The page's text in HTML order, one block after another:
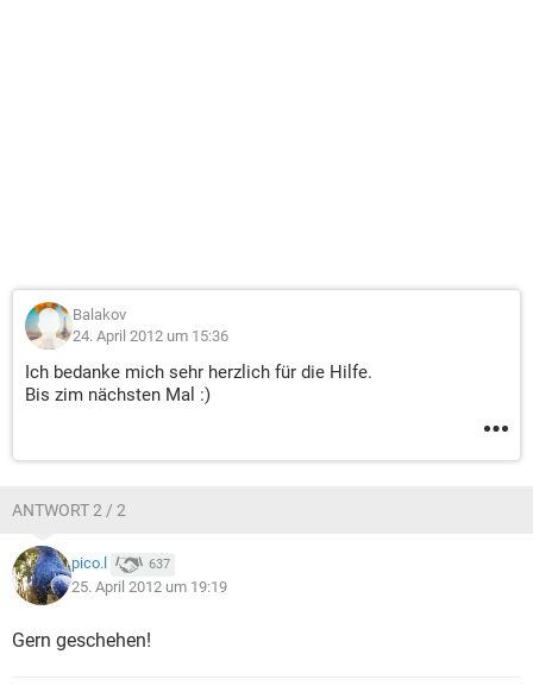
Balakov
24. April 2012 um 15:36
Ich bedanke mich sehr herzlich für die Hilfe.
Bis zim nächsten Mal :)
ANTWORT 2 / 2
pico.l 637
25. April 2012 um 19:19
Gern geschehen!